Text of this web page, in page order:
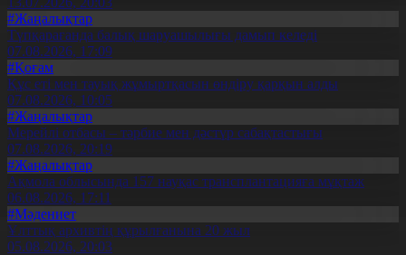
#Жаңалықтар
Түпқарағанда балық шаруашылығы дамып келеді
07.08.2026, 17:09
#Қоғам
Құс еті мен тауық жұмыртқасын өндіру қарқын алды
07.08.2026, 10:05
#Жаңалықтар
Мерейлі отбасы – тәрбие мен дәстүр сабақтастығы
07.08.2026, 20:19
#Жаңалықтар
Ақмола облысында 157 науқас трансплантацияға мұқтаж
06.08.2026, 17:11
#Мәдениет
Ұлттық архивтің құрылғанына 20 жыл
05.08.2026, 20:03